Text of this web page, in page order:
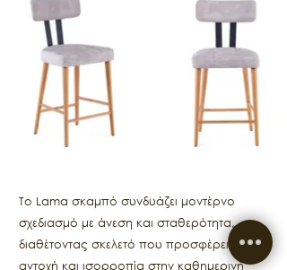
Το Lama σκαμπό συνδυάζει μοντέρνο
σχεδιασμό με άνεση και σταθερότητα,
διαθέτοντας σκελετό που προσφέρει
αντοχή και ισορροπία στην καθημερινή